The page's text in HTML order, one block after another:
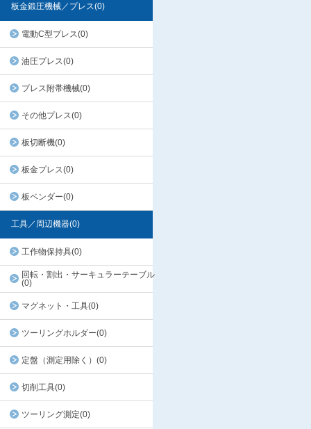
板金鍛圧機械／プレス(0)
電動C型プレス(0)
油圧プレス(0)
プレス附帯機械(0)
その他プレス(0)
板切断機(0)
板金プレス(0)
板ベンダー(0)
工具／周辺機器(0)
工作物保持具(0)
回転・割出・サーキュラーテーブル
(0)
マグネット・工具(0)
ツーリングホルダー(0)
定盤（測定用除く）(0)
切削工具(0)
ツーリング測定(0)